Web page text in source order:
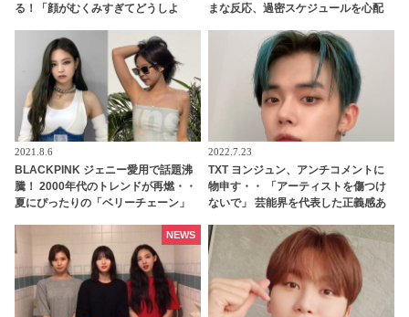
る！「顔がむくみすぎてどうしよ
るい声で「〇〇するしかないでし
ょ！」とアドバイス・・ 自己肯定感
を高めてくれる言葉にくぎづけ「友
達になりたい」
まな反応、過密スケジュールを心配
2021.8.6
BLACKPINK ジェニー愛用で話題沸
騰！ 2000年代のトレンドが再燃・・
夏にぴったりの「ベリーチェーン」
2022.7.23
TXT ヨンジュン、アンチコメントに
物申す・・ 「アーティストを傷つけ
ないで」 芸能界を代表した正義感あ
NEWS